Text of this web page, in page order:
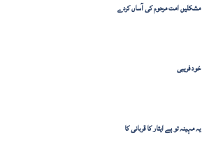
مشکلیں امت مرحوم کی آساں کردے
خود فریبی
یہ مہینہ تو ہے ایثار کا قربانی کا